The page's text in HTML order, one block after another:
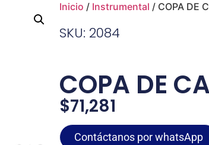
Inicio / Instrumental / COPA DE
SKU: 2084
COPA DE
$71,281
Contáctanos por whatsApp